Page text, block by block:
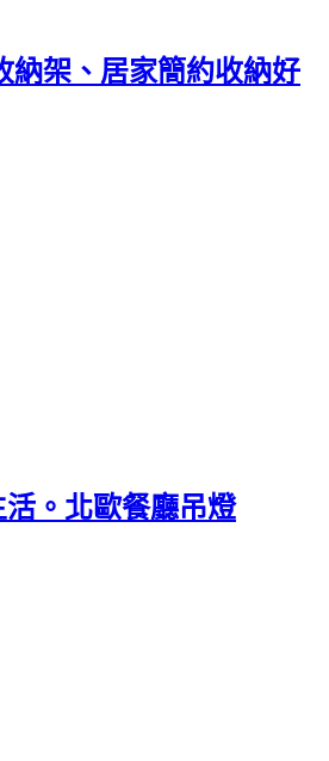
納架、居家簡約收納好
活。北歐餐廳吊燈